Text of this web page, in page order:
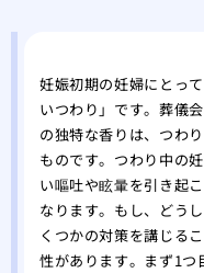
妊娠初期の妊婦にとっ
いつわり」です。葬儀
の独特な香りは、つわ
ものです。つわり中の
い嘔吐や眩暈を引き起
なります。もし、どう
くつかの対策を講じる
性があります。まず1つ